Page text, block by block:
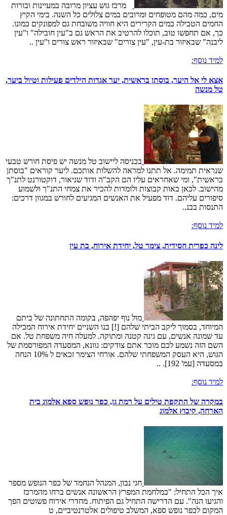
מרכז גוש עציון מרובה במעיינות ובורות
מים, כמה מהם מטופחים ומרובים במים צלולים כל השנה. בימי הקיץ
החמים הטבילה במים הקרירים היא חוויה משובחת גם למפונקים כמונו.
כך, אם תחפשו טוב, תוכלו להרטיב את הראש גם ב"עין חובילה" ו"עין
ליבנה" שבאיזור בת-עין, "עין צורים" שבאיזור ראש צורים ו"עין ..
למיד נוסף:
אצא לי אל היער, בוסתן בראשית, יער אגדות הילדים פעילות וטיול ביער,
טל מנשה
בכניסה ליישוב טל מנשה יש פיסת חורש טבעי
שנראית תמימה. אל תתנו למראה להשלות אותכם. ליער קוראים "בוסתן
בראשית", ומי שאחראים עליו הם הקב"ה ודוד שניאור, דוקטורנט לתנ"ך
מהישוב. לכאן באות קבוצות ולומדות להכיר את צמחי התנ"ך ולשמוע
סיפורים עליהם. דוד מפעיל את האנשים המגיעים לחורש במגוון דרכים:
התנסות בבנ..
למיד נוסף:
לינה כפרית חסידית, צימר טל, יחידת אירוח, בת עין
מול נוף יפהפה, בקומה התחתונה של ביתם
המיוחד, בסמוך ליקב הביתי שלהם [!] בנו השניים יחידת אירוח המכילה
עד שמונה אנשים, עם גינה קטנה ומתוקה. למעלה חיה משפחת טל. אם
השם הזה נשמע לכם מוכר אתם צודקים: גוונא, המסעדה המפורסמת של
הגוש, היא העסק המשפחתי שלהם. אורחי הצימר זכאים ל 10% הנחה
במסעדה [עמ' 192]. ..
למיד נוסף:
במקרה של התקפת טילים על רמת גן, כפר נופש ספא אלמוג בית
הארחה, קיבוץ אלמוג
חגי נבון, המנהל הנחמד של כפר הנופש מספר
איך הכל התחיל: "במלחמת המפרץ הראשונה אנשים ברחו מהמרכז
והגיעו הנה". עם הדרישה התחיל גם הפיתוח. מחדרי אירוח פשוטים הפך
המקום לכפר נופש ספא, המשלב טיפולים אלטרנטיביים, ט